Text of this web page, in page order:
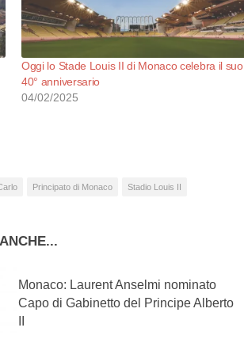
Oggi lo Stade Louis II di Monaco celebra il suo
40° anniversario
04/02/2025
Principato di Monaco Stadio Louis II
Monaco: Laurent Anselmi nominato
Capo di Gabinetto del Principe Alberto